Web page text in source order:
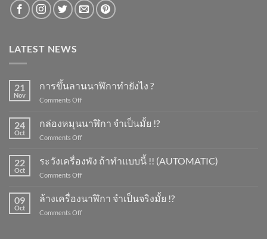
LATEST NEWS
21
Nov
การขึ้นลานนาฬิกาทำยังไง ?
Comments Offon
ลาน
นาฬิกา
ยัง
24
Oct
กล่องหมุนนาฬิกา จำเป็นมั้ย !?
Comments Offon
หมุน
นาฬิกา
จำเป็น
!?
22
Oct
ระวังเครื่องพัง ถ้าทำแบบนี้ !! (AUTOMATIC)
Comments Offon
เครื่อง
พัง
ถ้า
09
Oct
ล้างเครื่องนาฬิกา จำเป็นจริงมั้ย !?
Comments Offon